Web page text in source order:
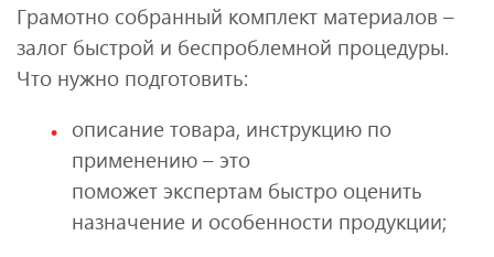
Грамотно собранный комплект материалов –
залог быстрой и беспроблемной процедуры.
Что нужно подготовить:
описание товара, инструкцию по
применению – это
поможет экспертам быстро оценить
назначение и особенности продукции;